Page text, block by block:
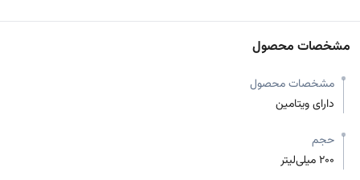
مشخصات محصول
مشخصات محصول
دارای ویتامین
حجم
200 میلی‌لیتر